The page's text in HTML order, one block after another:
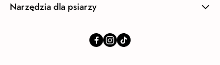
Narzędzia dla psiarzy